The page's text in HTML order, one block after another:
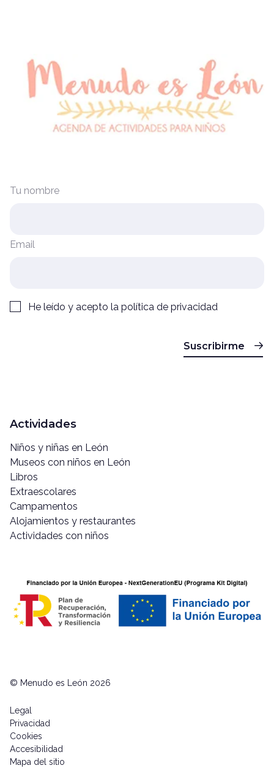
Tu nombre
Email
He leído y acepto la política de privacidad
Suscribirme
Actividades
Niños y niñas en León
Museos con niños en León
Libros
Extraescolares
Campamentos
Alojamientos y restaurantes
Actividades con niños
© Menudo es León 2026
Legal
Privacidad
Cookies
Accesibilidad
Mapa del sitio